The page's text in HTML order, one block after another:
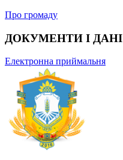
Про громаду
ДОКУМЕНТИ І ДАНІ
Електронна приймальня